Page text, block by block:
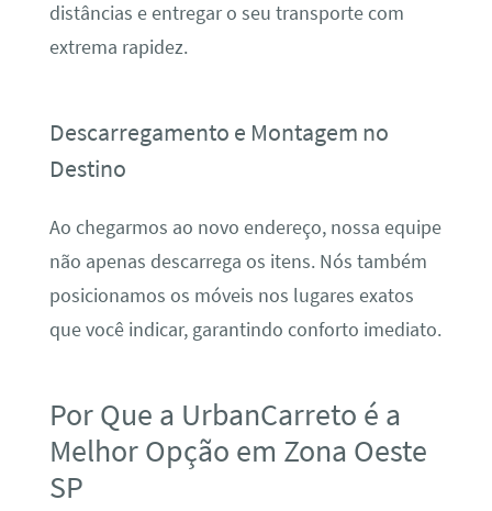
distâncias e entregar o seu transporte com
extrema rapidez.
Descarregamento e Montagem no
Destino
Ao chegarmos ao novo endereço, nossa equipe
não apenas descarrega os itens. Nós também
posicionamos os móveis nos lugares exatos
que você indicar, garantindo conforto imediato.
Por Que a UrbanCarreto é a
Melhor Opção em Zona Oeste
SP